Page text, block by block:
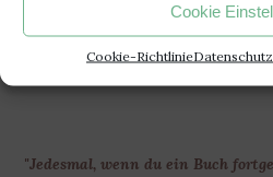
Cookie
Cookie-Richtlinie
"Jedesmal, wenn du ein Buch